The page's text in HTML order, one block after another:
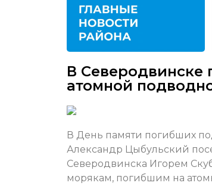
В Северодвинске
атомной
В День памяти погибших
Александр Цыбульский
Северодвинска Игорем
морякам, погибшим на